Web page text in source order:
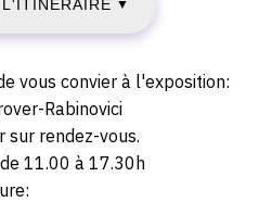
FÉVRIER
2021
-
LUNDI
▼
vous convier à l'exposition:
Rabinovici
sur rendez-vous.
11.00 à 17.30h